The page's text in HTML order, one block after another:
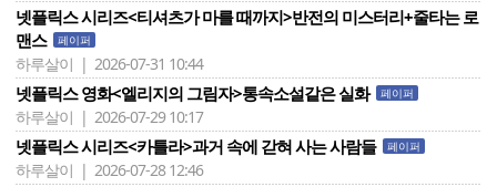
넷플릭스 시리즈<티셔츠가 마를 때까지>반전의 미스터리+줄타는 로
맨스
페이퍼
하루살이 | 2026-07-31 10:44
넷플릭스 영화<엘리지의 그림자>통속소설같은 실화 페이퍼
하루살이 | 2026-07-29 10:17
넷플릭스 시리즈<카틀라>과거 속에 갇혀 사는 사람들 페이퍼
하루살이 | 2026-07-28 12:46